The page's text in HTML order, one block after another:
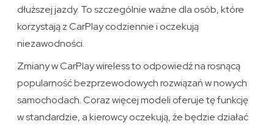
dłuższej jazdy. To szczególnie ważne dla osób, które
korzystają z CarPlay codziennie i oczekują
niezawodności.
Zmiany w CarPlay wireless to odpowiedź na rosnącą
popularność bezprzewodowych rozwiązań w nowych
samochodach. Coraz więcej modeli oferuje tę funkcję
w standardzie, a kierowcy oczekują, że będzie działać